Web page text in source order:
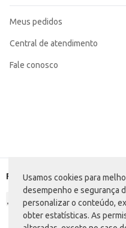
Usamos cookies para
desempenho e segurança
personalizar o conteúdo,
obter estatísticas. As
A praticidade do queijo
Departamento: Frios e congelados
EAN: 86241
Meus pedidos
Central de atendimento
Fale conosco
Formas de pagamento